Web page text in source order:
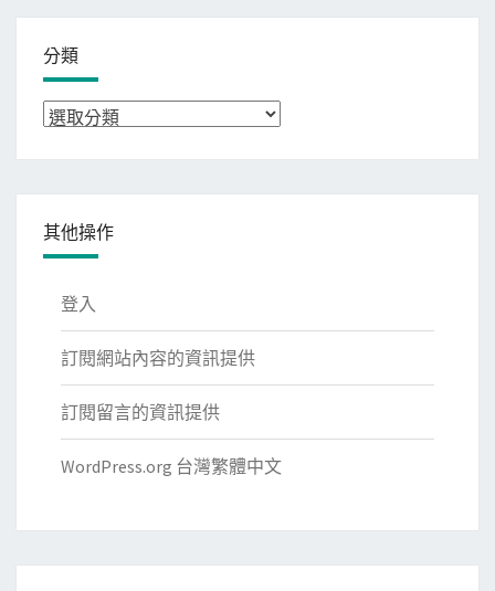
分類
分
其他操作
登入
訂閱網站內容的資訊提供
訂閱留言的資訊提供
WordPress.org 台灣繁體中文